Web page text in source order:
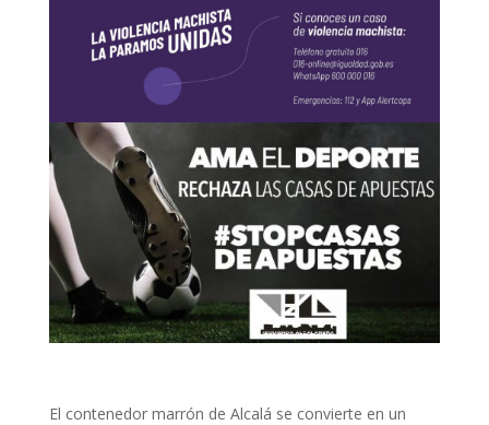
El contenedor marrón de Alcalá se convierte en un